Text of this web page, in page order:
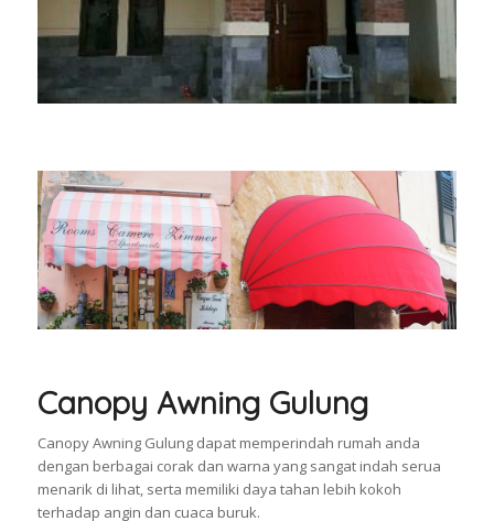
Canopy Awning Gulung
Canopy Awning Gulung dapat memperindah rumah anda
dengan berbagai corak dan warna yang sangat indah serua
menarik di lihat, serta memiliki daya tahan lebih kokoh
terhadap angin dan cuaca buruk.